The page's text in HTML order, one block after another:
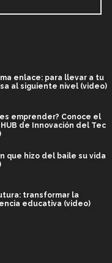
enlace: para llevar a tu
al siguiente nivel (video)
emprender? Conoce el
de Innovación del Tec
que hizo del baile su vida
transformar la
educativa (video)